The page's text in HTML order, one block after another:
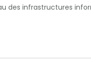
des infrastructures